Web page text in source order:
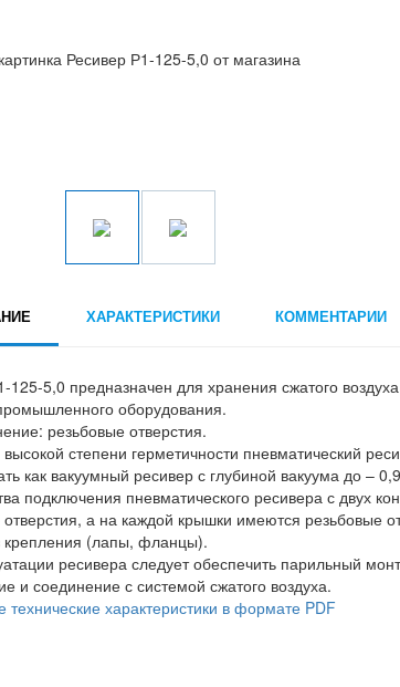
ХАРАКТЕРИСТИКИ КОММЕНТАРИИ
125-5,0 предназначен для хранения сжатого
оборудования.
резьбовые отверстия.
степени герметичности пневматический
как вакуумный ресивер с глубиной вакуума до –
подключения пневматического ресивера с двух
а на каждой крышки имеются резьбовые
крепления (лапы, фланцы).
ресивера следует обеспечить парильный
и соединение с системой сжатого воздуха.
характеристики в формате PDF